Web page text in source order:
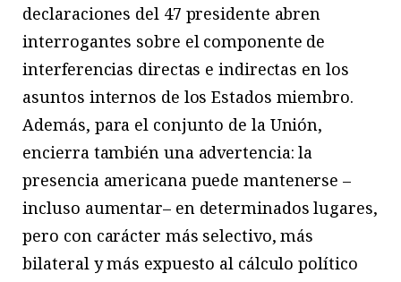
declaraciones del 47 presidente abren
interrogantes sobre el componente de
interferencias directas e indirectas en los
asuntos internos de los Estados miembro.
Además, para el conjunto de la Unión,
encierra también una advertencia: la
presencia americana puede mantenerse –
incluso aumentar– en determinados lugares,
pero con carácter más selectivo, más
bilateral y más expuesto al cálculo político